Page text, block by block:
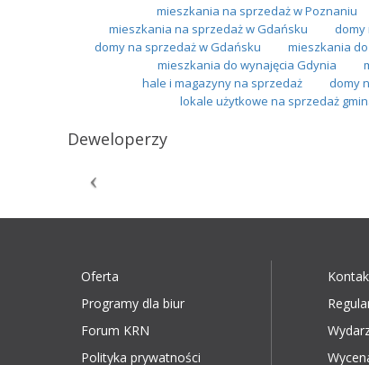
mieszkania na sprzedaż w Poznaniu
mieszkania na sprzedaż w Gdańsku
domy
domy na sprzedaż w Gdańsku
mieszkania
mieszkania do wynajęcia Gdynia
hale i magazyny na sprzedaż
domy
lokale użytkowe na sprzedaż
Deweloperzy
Oferta
Programy dla biur
Forum KRN
Polityka prywatności